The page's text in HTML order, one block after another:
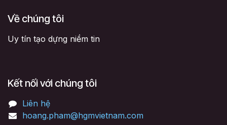
Về chúng tôi
Uy tín tạo dựng niềm tin
Kết nối với chúng tôi
Liên hệ
hoang.pham@hgmvietnam.com